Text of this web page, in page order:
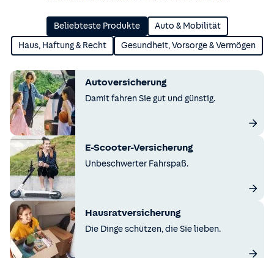
Beliebteste Produkte Auto & Mobilität
Haus, Haftung & Recht Gesundheit, Vorsorge & Vermögen
Autoversicherung
Damit fahren Sie gut und günstig.
E-Scooter-Versicherung
Unbeschwerter Fahrspaß.
Hausratversicherung
Die Dinge schützen, die Sie lieben.